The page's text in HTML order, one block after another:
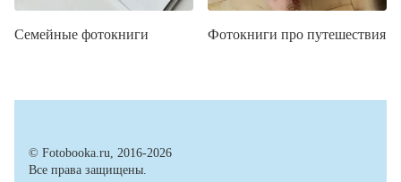
Семейные фотокниги Фотокниги про путешествия
© Fotobooka.ru, 2016-2026
Все права защищены.